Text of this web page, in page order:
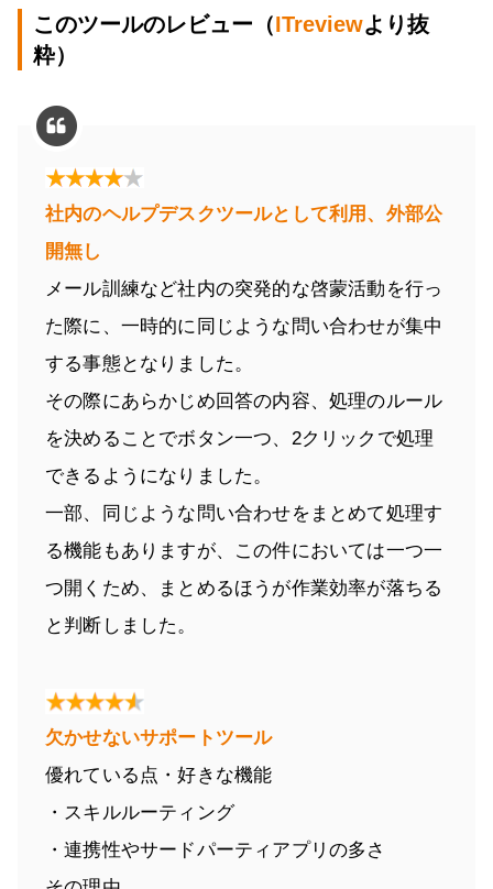
このツールのレビュー（ITreviewより抜
粋）
社内のヘルプデスクツールとして利用、外部公
開無し
メール訓練など社内の突発的な啓蒙活動を行っ
た際に、一時的に同じような問い合わせが集中
する事態となりました。
その際にあらかじめ回答の内容、処理のルール
を決めることでボタン一つ、2クリックで処理
できるようになりました。
一部、同じような問い合わせをまとめて処理す
る機能もありますが、この件においては一つ一
つ開くため、まとめるほうが作業効率が落ちる
と判断しました。
欠かせないサポートツール
優れている点・好きな機能
・スキルルーティング
・連携性やサードパーティアプリの多さ